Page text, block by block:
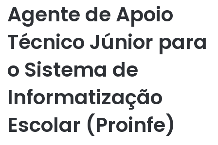
Agente de Apoio
Técnico Júnior para
o Sistema de
Informatização
Escolar (Proinfe)